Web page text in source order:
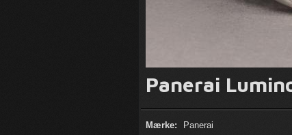
Panerai
Mærke:
Panerai